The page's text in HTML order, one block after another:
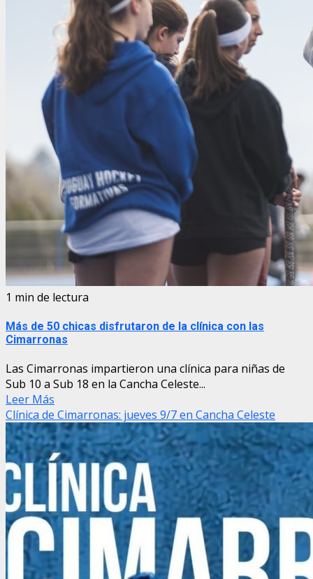
1 min de lectura
Más de 50 chicas disfrutaron de la clínica con las
Cimarronas
Las Cimarronas impartieron una clínica para niñas de
Sub 10 a Sub 18 en la Cancha Celeste...
Leer Más
Clínica de Cimarronas: jueves 9/7 en Cancha Celeste